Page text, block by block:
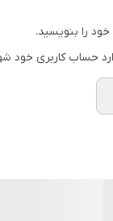
را بنویسید.
حساب کاربری خود